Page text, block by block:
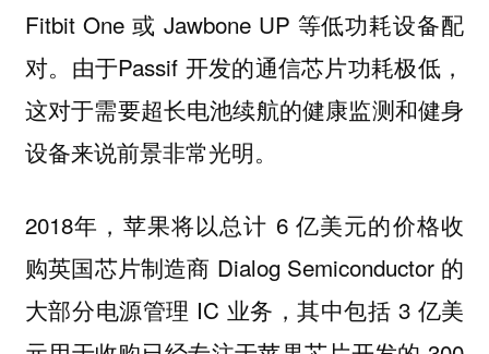
Fitbit One 或 Jawbone UP 等低功耗设备配
对。由于Passif 开发的通信芯片功耗极低，
这对于需要超长电池续航的健康监测和健身
设备来说前景非常光明。
2018年，苹果将以总计 6 亿美元的价格收
购英国芯片制造商 Dialog Semiconductor 的
大部分电源管理 IC 业务，其中包括 3 亿美